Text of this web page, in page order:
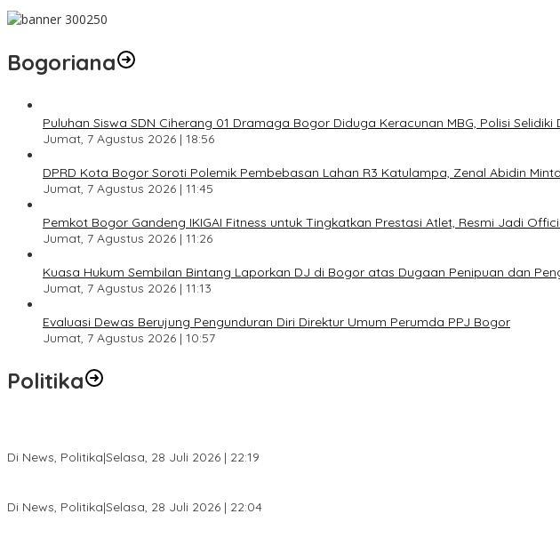
Bogoriana
Puluhan Siswa SDN Ciherang 01 Dramaga Bogor Diduga Keracunan MBG, Polisi Selidiki
Jumat, 7 Agustus 2026 | 18:56
DPRD Kota Bogor Soroti Polemik Pembebasan Lahan R3 Katulampa, Zenal Abidin
Jumat, 7 Agustus 2026 | 11:45
Pemkot Bogor Gandeng IKIGAI Fitness untuk Tingkatkan Prestasi Atlet, Resmi Jadi
Jumat, 7 Agustus 2026 | 11:26
Kuasa Hukum Sembilan Bintang Laporkan DJ di Bogor atas Dugaan Penipuan dan
Jumat, 7 Agustus 2026 | 11:13
Evaluasi Dewas Berujung Pengunduran Diri Direktur Umum Perumda PPJ Bogor
Jumat, 7 Agustus 2026 | 10:57
Politika
Di News, Politika|Selasa, 28 Juli 2026 | 22:19
Di News, Politika|Selasa, 28 Juli 2026 | 22:04